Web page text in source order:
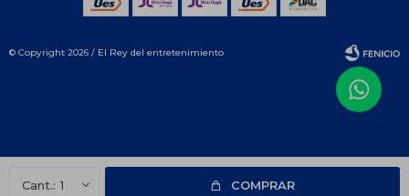
1 COMPRAR
© Copyright 2026 / El Rey del entretenimiento